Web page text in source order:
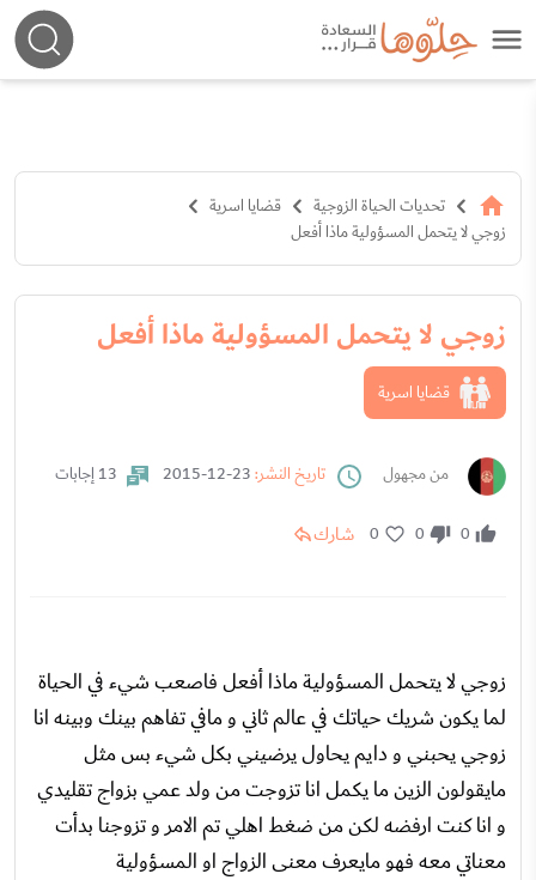
تحديات الحياة الزوجية
قضايا اسرية
زوجي لا يتحمل المسؤولية ماذا أفعل
زوجي لا يتحمل المسؤولية ماذا أفعل
قضايا اسرية
من مجهول تاريخ النشر: 13 إجابات
0
0
0 شارك
زوجي لا يتحمل المسؤولية ماذا أفعل فاصعب شيء في الحياة
لما يكون شريك حياتك في عالم ثاني و مافي تفاهم بينك وبينه انا
زوجي يحبني و دايم يحاول يرضيني بكل شيء بس مثل
مايقولون الزين ما يكمل انا تزوجت من ولد عمي بزواج تقليدي
و انا كنت ارفضه لكن من ضغط اهلي تم الامر و تزوجنا بدأت
معناتي معه فهو مايعرف معنى الزواج او المسؤولية